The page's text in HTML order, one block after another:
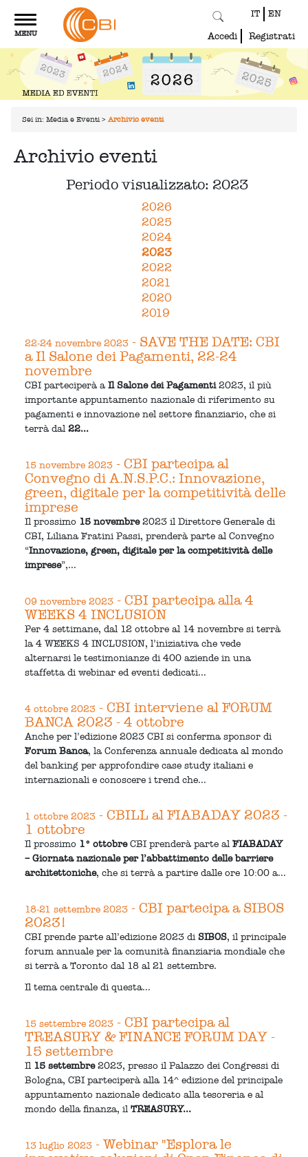
Toggle
navigation
MENU
IT EN
Accedi Registrati
Sei in: Media e Eventi > Archivio eventi
Archivio eventi
Periodo visualizzato: 2023
2026
2025
2024
2023
2022
2021
2020
2019
22-24 novembre 2023 - SAVE THE DATE: CBI
a Il Salone dei Pagamenti, 22-24
novembre
CBI parteciperà aIl Salone dei Pagamenti2023, il più
importante appuntamento nazionale di riferimento su
pagamenti e innovazione nel settore finanziario, che si
terrà dal22...
15 novembre 2023 - CBI partecipa al
Convegno di A.N.S.P.C.: Innovazione,
green, digitale per la competitività delle
imprese
Il prossimo 15 novembre2023 il Direttore Generale di
CBI, Liliana Fratini Passi, prenderà parte al Convegno
“Innovazione, green, digitale per la competitività delle
imprese”,...
09 novembre 2023 - CBI partecipa alla 4
WEEKS 4 INCLUSION
Per 4 settimane, dal 12 ottobre al 14 novembre si terrà
la 4 WEEKS 4 INCLUSION, l’iniziativa che vede
alternarsi le testimonianze di 400 aziende in una
staffetta di webinar ed eventi dedicati...
4 ottobre 2023 - CBI interviene al FORUM
BANCA 2023 - 4 ottobre
Anche per l’edizione 2023 CBI si conferma sponsor di
Forum Banca, la Conferenza annuale dedicata al mondo
del banking per approfondire case study italiani e
internazionali e conoscere i trend che...
1 ottobre 2023 - CBILL al FIABADAY 2023 -
1 ottobre
Il prossimo 1° ottobreCBI prenderà parte alFIABADAY
– Giornata nazionale per l’abbattimento delle barriere
architettoniche, che si terrà a partire dalle ore 10:00 a...
18-21 settembre 2023 - CBI partecipa a SIBOS
2023!
CBI prende parte all’edizione 2023 diSIBOS, il principale
forum annuale per la comunità finanziaria mondiale che
si terrà a Toronto dal 18 al 21 settembre.
Il tema centrale di questa...
15 settembre 2023 - CBI partecipa al
TREASURY & FINANCE FORUM DAY -
15 settembre
Il 15 settembre2023, presso il Palazzo dei Congressi di
Bologna, CBI parteciperà alla 14^ edizione del principale
appuntamento nazionale dedicato alla tesoreria e al
mondo della finanza, ilTREASURY...
13 luglio 2023 - Webinar "Esplora le